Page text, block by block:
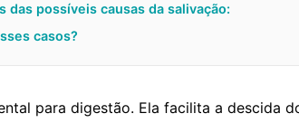
das possíveis causas da salivação:
casos?
para digestão. Ela facilita a descida